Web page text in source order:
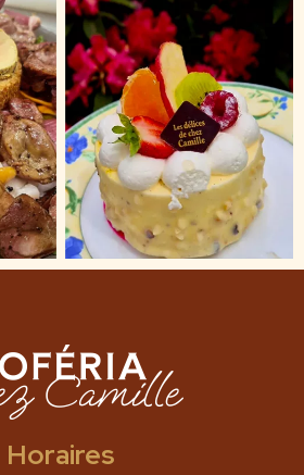
Horaires